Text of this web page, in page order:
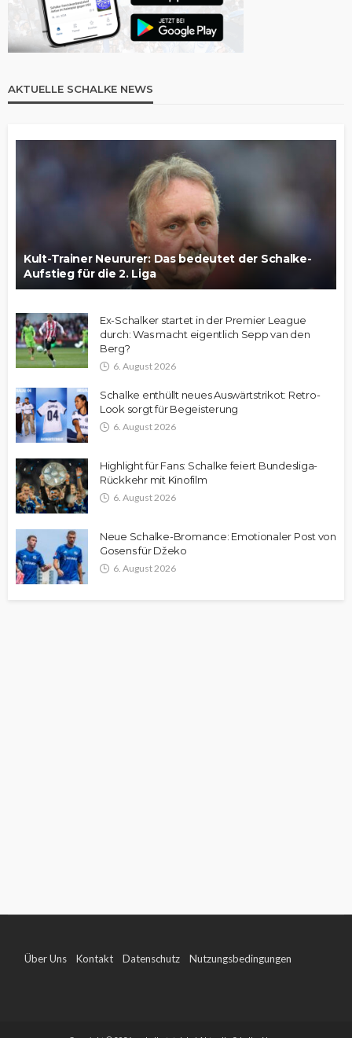
AKTUELLE SCHALKE NEWS
Kult-Trainer Neururer: Das bedeutet der Schalke-
Aufstieg für die 2. Liga
Ex-Schalker startet in der Premier League
durch: Was macht eigentlich Sepp van den
Berg?
6. August 2026
Schalke enthüllt neues Auswärtstrikot: Retro-
Look sorgt für Begeisterung
6. August 2026
Highlight für Fans: Schalke feiert Bundesliga-
Rückkehr mit Kinofilm
6. August 2026
Neue Schalke-Bromance: Emotionaler Post von
Gosens für Džeko
6. August 2026
Über Uns Kontakt Datenschutz Nutzungsbedingungen